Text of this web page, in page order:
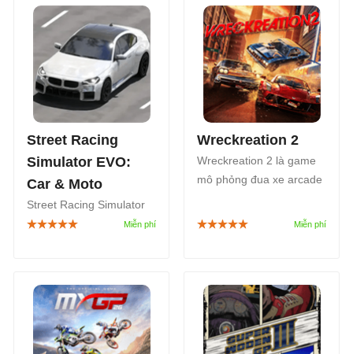
Rogue Demo miễn phí
ngay hôm nay!
là game anime đua xe
hỗn loạn từ những bộ óc
sáng tạo ra I Am Your
Beast.
Street Racing
Simulator EVO:
Car & Moto
Street Racing Simulator
EVO: Car & Moto là game
khiển cả ô tô và xe máy
trong thế giới mở rộng
lớn.
Wreckreation 2
Wreckreation 2 là game
mô phỏng đua xe arcade
Tides Turn phát triển và